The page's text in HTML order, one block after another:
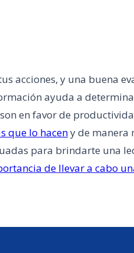
acciones, y una buena
ayuda a
en favor de
que lo haceny de manera
para brindarte una
de llevar a cabo